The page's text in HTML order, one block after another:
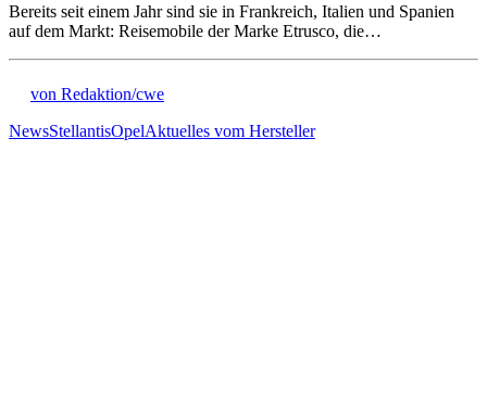
Bereits seit einem Jahr sind sie in Frankreich, Italien und Spanien
auf dem Markt: Reisemobile der Marke Etrusco, die…
von Redaktion/cwe
NewsStellantisOpelAktuelles vom Hersteller